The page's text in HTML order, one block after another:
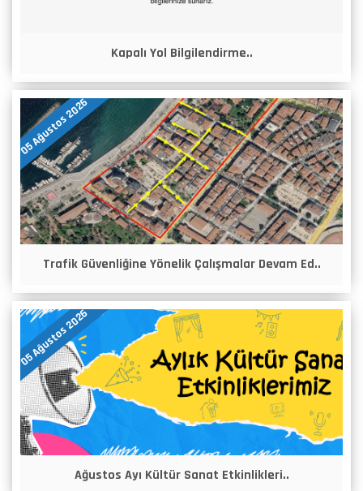
Kapalı Yol Bilgilendirme..
05 Ağustos 2026
Trafik Güvenliğine Yönelik Çalışmalar Devam Ed..
05 Ağustos 2026
Ağustos Ayı Kültür Sanat Etkinlikleri..